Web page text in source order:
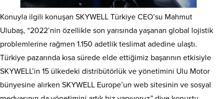
Konuyla ilgili konuşan SKYWELL Türkiye CEO’su Mahmut
Ulubaş, “2022’nin özellikle son yarısında yaşanan global lojistik
problemlerine rağmen 1.150 adetlik teslimat adedine ulaştı.
Türkiye pazarında kısa sürede elde ettiğimiz başarının etkisiyle
SKYWELL’in 15 ülkedeki distribütörlük ve yönetimini Ulu Motor
bünyesine alırken SKYWELL Europe’un web sitesinin ve sosyal